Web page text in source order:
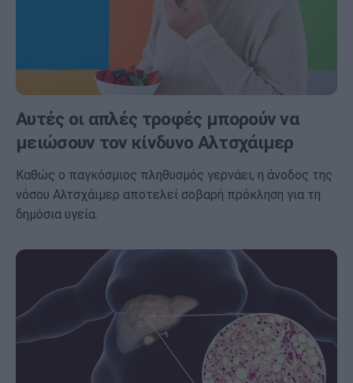
Αυτές οι απλές τροφές μπορούν να
μειώσουν τον κίνδυνο Αλτσχάιμερ
Καθώς ο παγκόσμιος πληθυσμός γερνάει, η άνοδος της
νόσου Αλτσχάιμερ αποτελεί σοβαρή πρόκληση για τη
δημόσια υγεία.